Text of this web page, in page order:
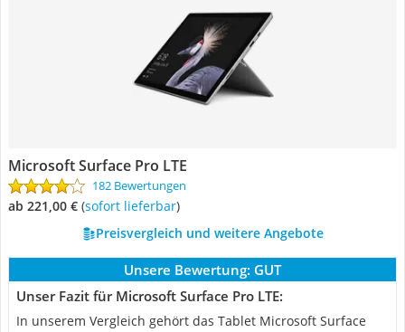
‎Microsoft Surface Pro LTE
182 Bewertungen
ab 221,00 € ( Sofort lieferbar)
Preisvergleich und weitere Angebote
Unsere Bewertung: GUT
Unser Fazit für ‎Microsoft Surface Pro LTE:
In unserem Vergleich gehört das Tablet Microsoft Surface